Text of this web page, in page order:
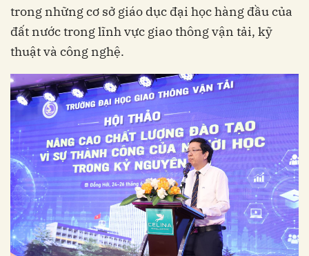
trong những cơ sở giáo dục đại học hàng đầu của
đất nước trong lĩnh vực giao thông vận tải, kỹ
thuật và công nghệ.